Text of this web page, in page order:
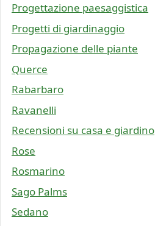
Progettazione paesaggistica
Progetti di giardinaggio
Propagazione delle piante
Querce
Rabarbaro
Ravanelli
Recensioni su casa e giardino
Rose
Rosmarino
Sago Palms
Sedano